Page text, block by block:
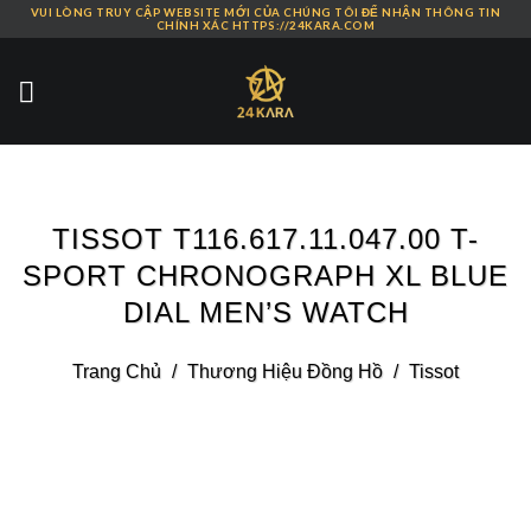
Skip
content
VUI LÒNG TRUY CẬP WEBSITE MỚI CỦA CHÚNG TÔI ĐỂ NHẬN THÔNG TIN
CHÍNH XÁC HTTPS://24KARA.COM
TISSOT T116.617.11.047.00 T-
SPORT CHRONOGRAPH XL BLUE
DIAL MEN’S WATCH
Trang Chủ / Thương Hiệu Đồng Hồ / Tissot